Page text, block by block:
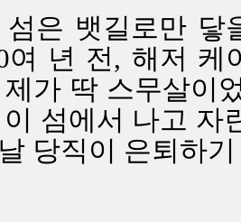
섬은 뱃길로만 닿
여 년 전, 해저 케
가 딱 스무살이
이 섬에서 나고 자
당직이 은퇴하